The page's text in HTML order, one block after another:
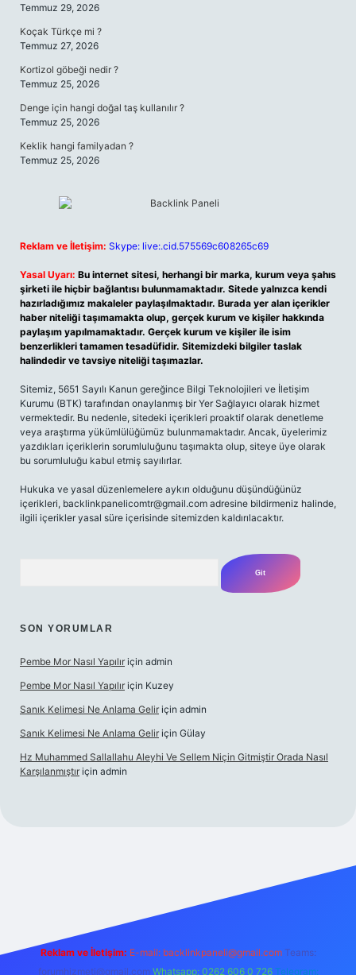
Temmuz 29, 2026
Koçak Türkçe mi ?
Temmuz 27, 2026
Kortizol göbeği nedir ?
Temmuz 25, 2026
Denge için hangi doğal taş kullanılır ?
Temmuz 25, 2026
Keklik hangi familyadan ?
Temmuz 25, 2026
Reklam ve İletişim: Skype: live:.cid.575569c608265c69
Yasal Uyarı: Bu internet sitesi, herhangi bir marka, kurum veya şahıs
şirketi ile hiçbir bağlantısı bulunmamaktadır. Sitede yalnızca kendi
hazırladığımız makaleler paylaşılmaktadır. Burada yer alan içerikler
haber niteliği taşımamakta olup, gerçek kurum ve kişiler hakkında
paylaşım yapılmamaktadır. Gerçek kurum ve kişiler ile isim
benzerlikleri tamamen tesadüfidir. Sitemizdeki bilgiler taslak
halindedir ve tavsiye niteliği taşımazlar.
Sitemiz, 5651 Sayılı Kanun gereğince Bilgi Teknolojileri ve İletişim
Kurumu (BTK) tarafından onaylanmış bir Yer Sağlayıcı olarak hizmet
vermektedir. Bu nedenle, sitedeki içerikleri proaktif olarak denetleme
veya araştırma yükümlülüğümüz bulunmamaktadır. Ancak, üyelerimiz
yazdıkları içeriklerin sorumluluğunu taşımakta olup, siteye üye olarak
bu sorumluluğu kabul etmiş sayılırlar.
Hukuka ve yasal düzenlemelere aykırı olduğunu düşündüğünüz
içerikleri, backlinkpanelicomtr@gmail.com adresine bildirmeniz halinde,
ilgili içerikler yasal süre içerisinde sitemizden kaldırılacaktır.
SON YORUMLAR
Pembe Mor Nasıl Yapılır için admin
Pembe Mor Nasıl Yapılır için Kuzey
Sanık Kelimesi Ne Anlama Gelir için admin
Sanık Kelimesi Ne Anlama Gelir için Gülay
Hz Muhammed Sallallahu Aleyhi Ve Sellem Niçin Gitmiştir Orada Nasıl
Karşılanmıştır için admin
Reklam ve İletişim: E-mail: backlinkpaneli@gmail.com Teams:
forumhizmeti@gmail.com Whatsapp: 0262 606 0 726 Telegram: